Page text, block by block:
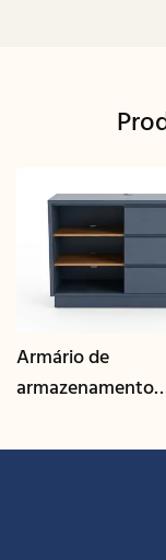
Armário de
armazenamento
gerenciamento